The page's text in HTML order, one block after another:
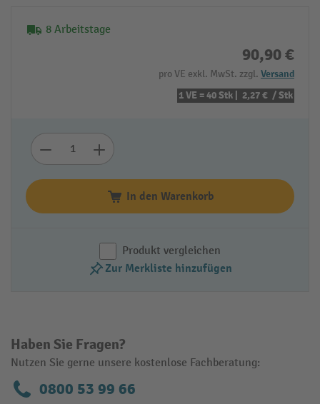
8 Arbeitstage
90,90 €
pro VE exkl. MwSt. zzgl. Versand
1 VE = 40 Stk | 2,27 € / Stk
In den Warenkorb
Produkt vergleichen
Zur Merkliste hinzufügen
Haben Sie Fragen?
Nutzen Sie gerne unsere kostenlose Fachberatung:
0800 53 99 66